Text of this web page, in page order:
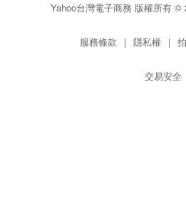
Yahoo台灣電子商務 版權所有 ©
服務條款 | 隱私權 |
交易安全